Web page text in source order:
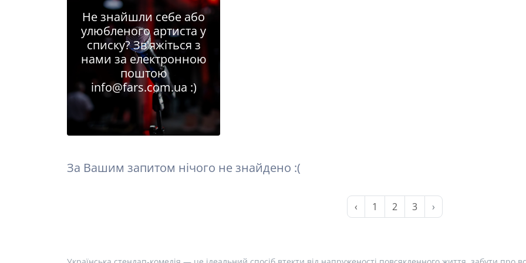
Не знайшли себе або
улюбленого артиста у
списку? Зв'яжіться з
нами за електронною
поштою
info@fars.com.ua :)
За Вашим запитом нічого не знайдено :(
‹ 1 2 3 ›